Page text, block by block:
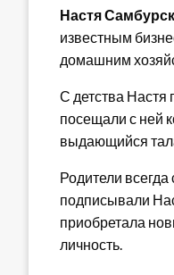
Настя
известным
домашним
С детства Настя
посещали с ней
выдающийся
Родители
подписывали
приобретала
личность.